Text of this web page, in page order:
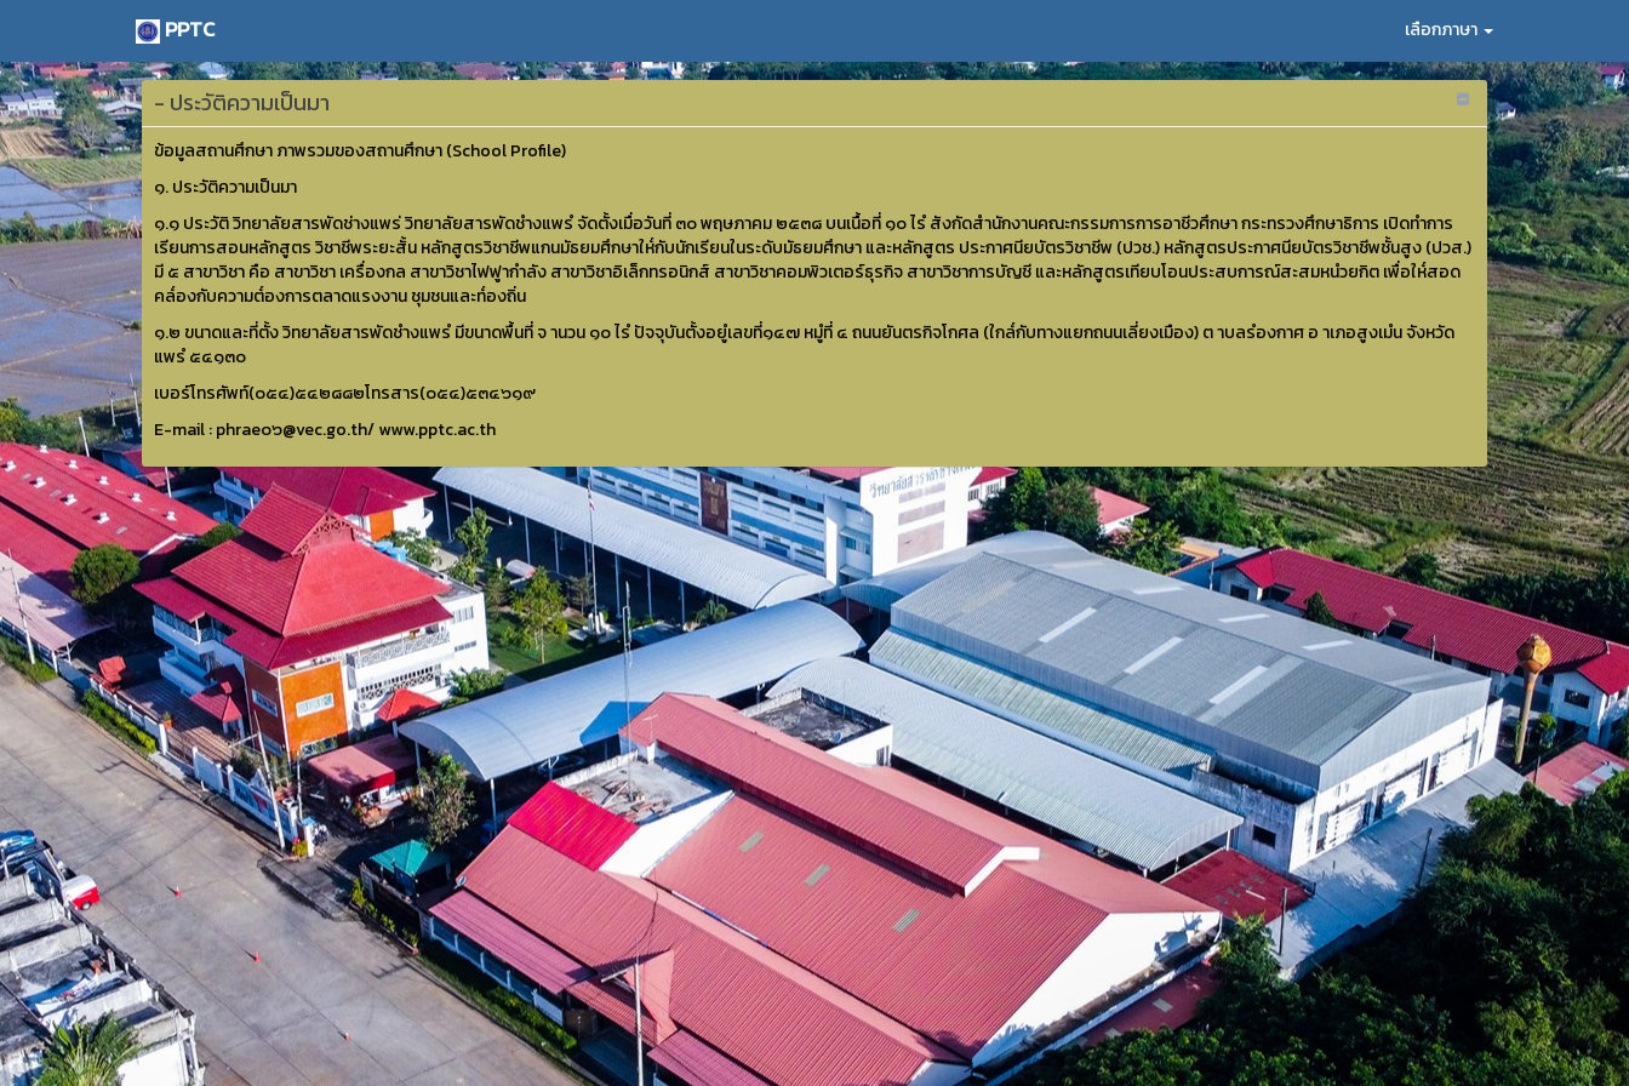
PPTC เลือกภาษา
- ประวัติความเป็นมา
ข้อมูลสถานศึกษา ภาพรวมของสถานศึกษา (School Profile)
๑. ประวัติความเป็นมา
๑.๑ ประวัติ วิทยาลัยสารพัดช่างแพร่ วิทยาลัยสารพัดชํางแพรํ จัดตั้งเมื่อวันที่ ๓๐ พฤษภาคม ๒๕๓๘ บนเนื้อที่ ๑๐ ไรํ สังกัดสำนักงานคณะกรรมการการอาชีวศึกษา กระทรวงศึกษาธิการ เปิดทำการ
เรียนการสอนหลักสูตร วิชาชีพระยะสั้น หลักสูตรวิชาชีพแกนมัธยมศึกษาให๎กับนักเรียนในระดับมัธยมศึกษา และหลักสูตร ประกาศนียบัตรวิชาชีพ (ปวช.) หลักสูตรประกาศนียบัตรวิชาชีพชั้นสูง (ปวส.)
มี ๕ สาขาวิชา คือ สาขาวิชา เครื่องกล สาขาวิชาไฟฟูากำลัง สาขาวิชาอิเล็กทรอนิกส์ สาขาวิชาคอมพิวเตอร์ธุรกิจ สาขาวิชาการบัญชี และหลักสูตรเทียบโอนประสบการณ์สะสมหนํวยกิต เพื่อให๎สอด
คล๎องกับความต๎องการตลาดแรงงาน ชุมชนและท๎องถิ่น
๑.๒ ขนาดและที่ตั้ง วิทยาลัยสารพัดชํางแพรํ มีขนาดพื้นที่ จ านวน ๑๐ ไรํ ปัจจุบันตั้งอยูํเลขที่๑๔๗ หมูํที่ ๔ ถนนยันตรกิจโกศล (ใกล๎กับทางแยกถนนเลี่ยงเมือง) ต าบลรํองกาศ อ าเภอสูงเมํน จังหวัด
แพรํ ๕๔๑๓๐
เบอร์โทรศัพท์(๐๕๔)๕๔๒๘๘๒โทรสาร(๐๕๔)๕๓๔๖๑๙
E-mail : phrae๐๖@vec.go.th/ www.pptc.ac.th